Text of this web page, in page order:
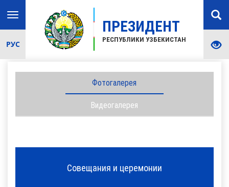
ПРЕЗИДЕНТ
РЕСПУБЛИКИ УЗБЕКИСТАН
Toggle
navigation
РУС
Фотогалерея
Видеогалерея
Совещания и церемонии